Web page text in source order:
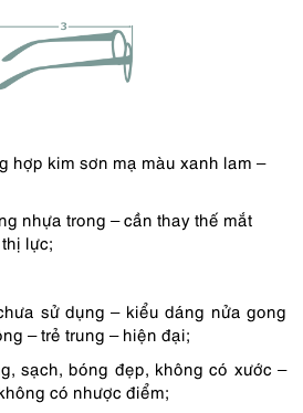
hợp kim sơn mạ màu xanh lam –
nhựa trong – cần thay thế mắt
lực;
sử dụng – kiểu dáng nửa gong
– trẻ trung – hiện đại;
sạch, bóng đẹp, không có xước –
có nhược điểm;